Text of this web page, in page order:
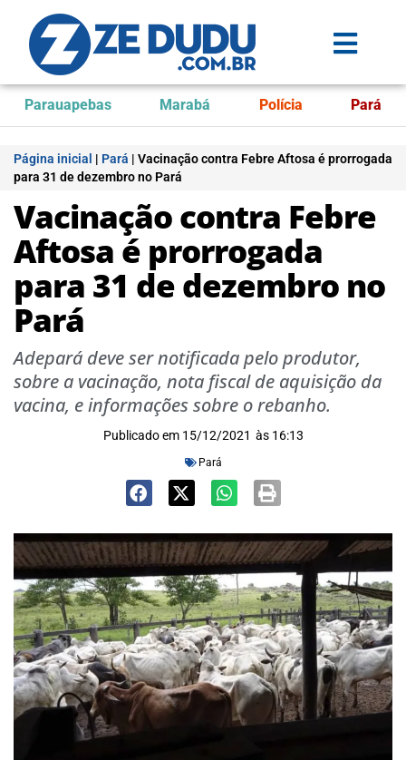
Parauapebas Marabá Polícia Pará
Página inicial | Pará | Vacinação contra Febre Aftosa é prorrogada
para 31 de dezembro no Pará
Vacinação contra Febre
Aftosa é prorrogada
para 31 de dezembro no
Pará
Adepará deve ser notificada pelo produtor,
sobre a vacinação, nota fiscal de aquisição da
vacina, e informações sobre o rebanho.
Publicado em 15/12/2021 às 16:13
Pará